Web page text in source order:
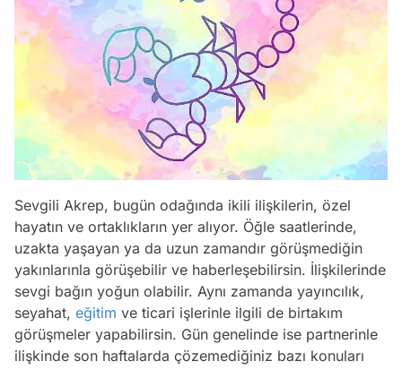
Sevgili Akrep, bugün odağında ikili ilişkilerin, özel
hayatın ve ortaklıkların yer alıyor. Öğle saatlerinde,
uzakta yaşayan ya da uzun zamandır görüşmediğin
yakınlarınla görüşebilir ve haberleşebilirsin. İlişkilerinde
sevgi bağın yoğun olabilir. Aynı zamanda yayıncılık,
seyahat, eğitim ve ticari işlerinle ilgili de birtakım
görüşmeler yapabilirsin. Gün genelinde ise partnerinle
ilişkinde son haftalarda çözemediğiniz bazı konuları